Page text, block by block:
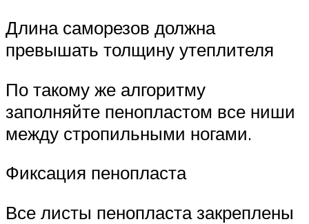
Длина саморезов должна
превышать толщину утеплителя
По такому же алгоритму
заполняйте пенопластом все ниши
между стропильными ногами.
Фиксация пенопласта
Все листы пенопласта закреплены